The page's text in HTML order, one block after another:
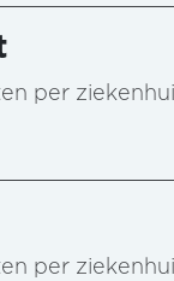
per
per